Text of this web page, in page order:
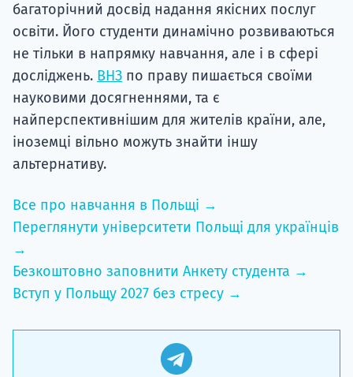
багаторічний досвід надання якісних послуг
освіти. Його студенти динамічно розвиваються
не тільки в напрямку навчання, але і в сфері
досліджень. ВНЗ по праву пишається своїми
науковими досягненнями, та є
найперспективнішим для жителів країни, але,
іноземці вільно можуть знайти іншу
альтернативу.
Все про навчання в Польщі →
Переглянути університети Польщі для українців
→
Безкоштовно заповнити Анкету студента →
Вступ у Польщу 2027 без стресу →